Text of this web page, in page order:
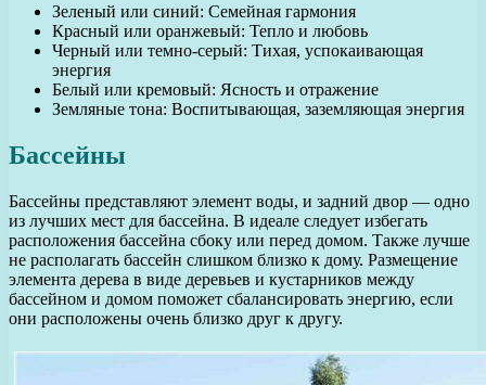
Зеленый или синий: Семейная гармония
Красный или оранжевый: Тепло и любовь
Черный или темно-серый: Тихая, успокаивающая
энергия
Белый или кремовый: Ясность и отражение
Земляные тона: Воспитывающая, заземляющая энергия
Бассейны
Бассейны представляют элемент воды, и задний двор — одно
из лучших мест для бассейна. В идеале следует избегать
расположения бассейна сбоку или перед домом. Также лучше
не располагать бассейн слишком близко к дому. Размещение
элемента дерева в виде деревьев и кустарников между
бассейном и домом поможет сбалансировать энергию, если
они расположены очень близко друг к другу.